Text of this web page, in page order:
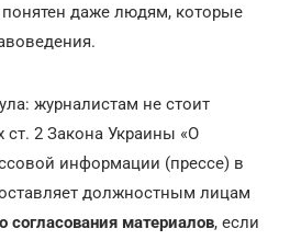
понятен даже людям, которые
журналистам не стоит
2 Закона Украины «О
информации (прессе) в
должностным лицам
согласования материалов, если